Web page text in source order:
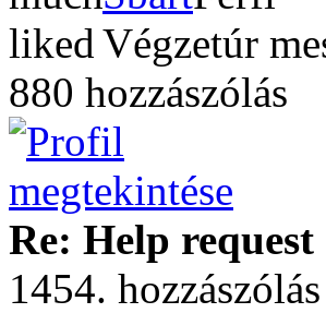
Végzetúr
880 hozzászólás
Re: Help request
1454.